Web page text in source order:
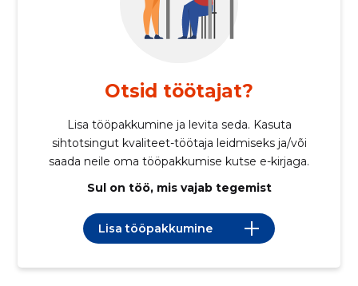
Otsid töötajat?
Lisa tööpakkumine ja levita seda. Kasuta
sihtotsingut kvaliteet-töötaja leidmiseks ja/või
saada neile oma tööpakkumise kutse e-kirjaga.
Sul on töö, mis vajab tegemist
Lisa tööpakkumine